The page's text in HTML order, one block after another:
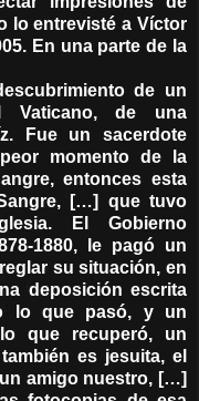
lo entrevisté a Víctor
En una parte de la
de un
Vaticano, de una
Fue un sacerdote
momento de la
entonces esta
[…] que tuvo
El Gobierno
1880, le pagó un
su situación, en
deposición escrita
lo que pasó, y un
que recuperó, un
es jesuita, el
amigo nuestro, […]